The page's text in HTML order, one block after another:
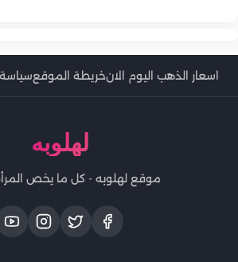
اسعار الذهب اليوم الانخريطة الموقع
لهلوبه
موقع لهلوبه - كل ما يخص